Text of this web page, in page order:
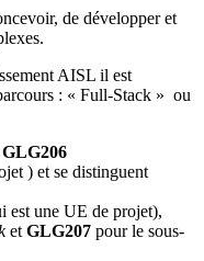
de développer et
AISL il est
: « Full-Stack » ou
GLG206
) et se distinguent
est une UE de projet),
et GLG207 pour le sous-